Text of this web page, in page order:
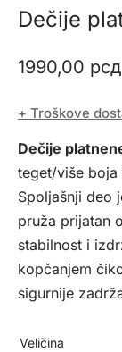
Dečije
1990,00 рсд
+ Troškove
Dečije
teget/više
Spoljašnji deo
pruža prijatan
stabilnost i
kopčanjem
sigurnije
Veličina